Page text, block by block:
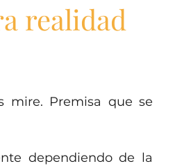
realidad
mire. Premisa que se
dependiendo de la